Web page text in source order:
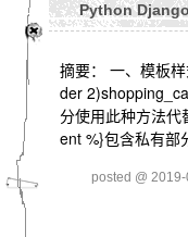
Python
摘要： 一、模板
der
分使用此种方法
ent %}包含私有部
posted @